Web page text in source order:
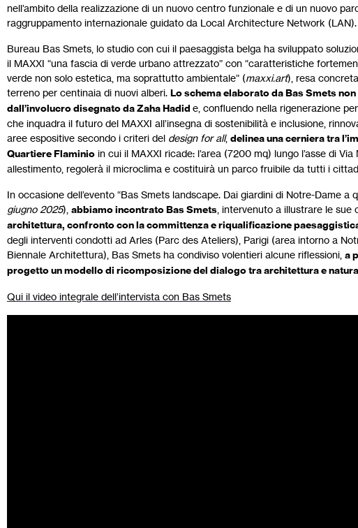
nell’ambito della realizzazione di un nuovo centro funzionale e di un nuovo
raggruppamento internazionale guidato da Local Architecture Network (LAN).
Bureau Bas Smets, lo studio con cui il paesaggista belga ha sviluppato
il MAXXI “una fascia di verde urbano attrezzato” con “caratteristiche
verde non solo estetica, ma soprattutto ambientale” (maxxi.art), resa
terreno per centinaia di nuovi alberi. Lo schema elaborato da Bas Smets
dall’involucro disegnato da Zaha Hadid e, confluendo nella rigenerazione
che inquadra il futuro del MAXXI all’insegna di sostenibilità e inclusione,
aree espositive secondo i criteri del design for all, delinea una cerniera tra
Quartiere Flaminio in cui il MAXXI ricade: l’area (7200 mq) lungo l’asse di
allestimento, regolerà il microclima e costituirà un parco fruibile da tutti i
In occasione dell’evento “Bas Smets landscape. Dai giardini di Notre-Dame a
giugno 2025), abbiamo incontrato Bas Smets , intervenuto a illustrare le sue
architettura, confronto con la committenza e riqualificazione
degli interventi condotti ad Arles (Parc des Ateliers), Parigi (area intorno a
Biennale Architettura), Bas Smets ha condiviso volentieri alcune riflessioni, a
progetto un modello di ricomposizione del dialogo tra architettura e natura
Qui il video integrale dell’intervista con Bas Smets